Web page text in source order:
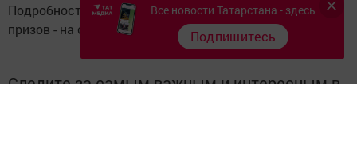
Подробности акции, количество и порядок получения
призов - на сайте
www.tatmedia.ru.
Следите за самым важным и интересным в
Все новости Татарстана - здесь
Подпишитесь